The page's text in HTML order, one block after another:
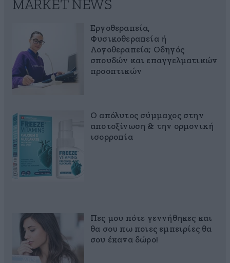
MARKET NEWS
Εργοθεραπεία,
Φυσικοθεραπεία ή
Λογοθεραπεία; Οδηγός
σπουδών και επαγγελματικών
προοπτικών
Ο απόλυτος σύμμαχος στην
αποτοξίνωση & την ορμονική
ισορροπία
Πες μου πότε γεννήθηκες και
θα σου πω ποιες εμπειρίες θα
σου έκανα δώρο!